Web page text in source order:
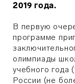
2019 года.
В первую
программе
олимпиады
учебного года
России (не